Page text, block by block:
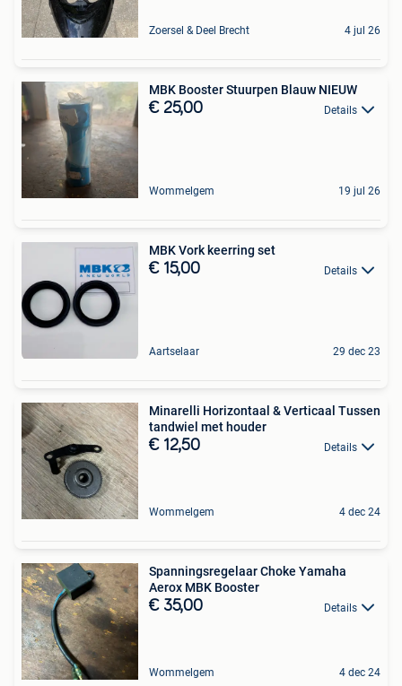
Zoersel & Deel Brecht 4 jul 26
MBK Booster Stuurpen Blauw NIEUW
€ 25,00 Details
Wommelgem 19 jul 26
MBK Vork keerring set
€ 15,00 Details
Aartselaar 29 dec 23
Minarelli Horizontaal & Verticaal Tussen
tandwiel met houder
€ 12,50 Details
Wommelgem 4 dec 24
Spanningsregelaar Choke Yamaha
Aerox MBK Booster
€ 35,00 Details
Wommelgem 4 dec 24